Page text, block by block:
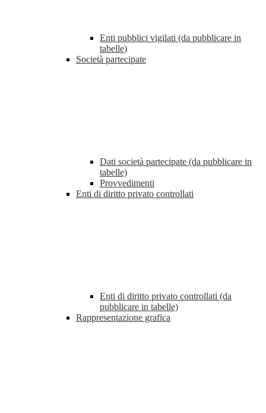
Enti pubblici vigilati (da pubblicare in
tabelle)
Società partecipate
Dati società partecipate (da pubblicare in
tabelle)
Provvedimenti
Enti di diritto privato controllati
Enti di diritto privato controllati (da
pubblicare in tabelle)
Rappresentazione grafica